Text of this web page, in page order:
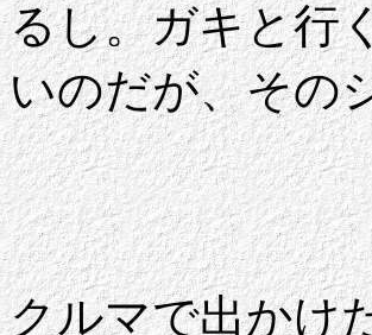
るし。ガキと行
いのだが、その
クルマで出かけ